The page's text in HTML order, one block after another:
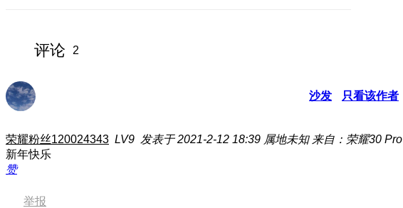
评论 2
沙发 只看该作者
荣耀粉丝120024343 LV9 发表于 2021-2-12 18:39 属地未知 来自：荣耀30 Pro
新年快乐
赞
举报